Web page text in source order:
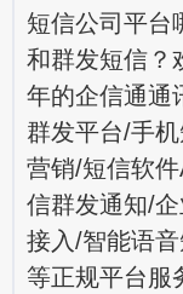
短信公司平台
和群发短信？
年的企信通通
群发平台/手
营销/短信软
信群发通知/
接入/智能语
等正规平台服